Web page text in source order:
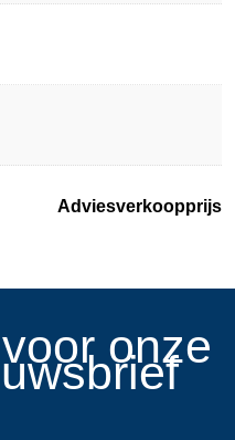
Adviesverkoopprijs
onze